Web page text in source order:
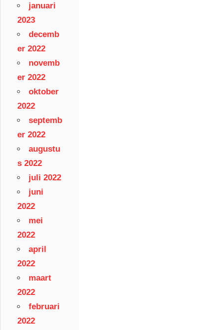
januari
2023
decemb
er 2022
novemb
er 2022
oktober
2022
septemb
er 2022
augustu
s 2022
juli 2022
juni
2022
mei
2022
april
2022
maart
2022
februari
2022